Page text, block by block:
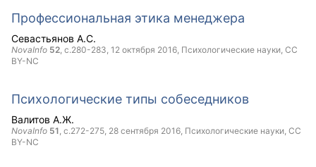
Профессиональная этика менеджера
Севастьянов А.С.
NovaInfo 52, с.280-283, 12 октября 2016, Психологические науки, CC
BY-NC
Психологические типы собеседников
Валитов А.Ж.
NovaInfo 51, с.272-275, 28 сентября 2016, Психологические науки, CC
BY-NC